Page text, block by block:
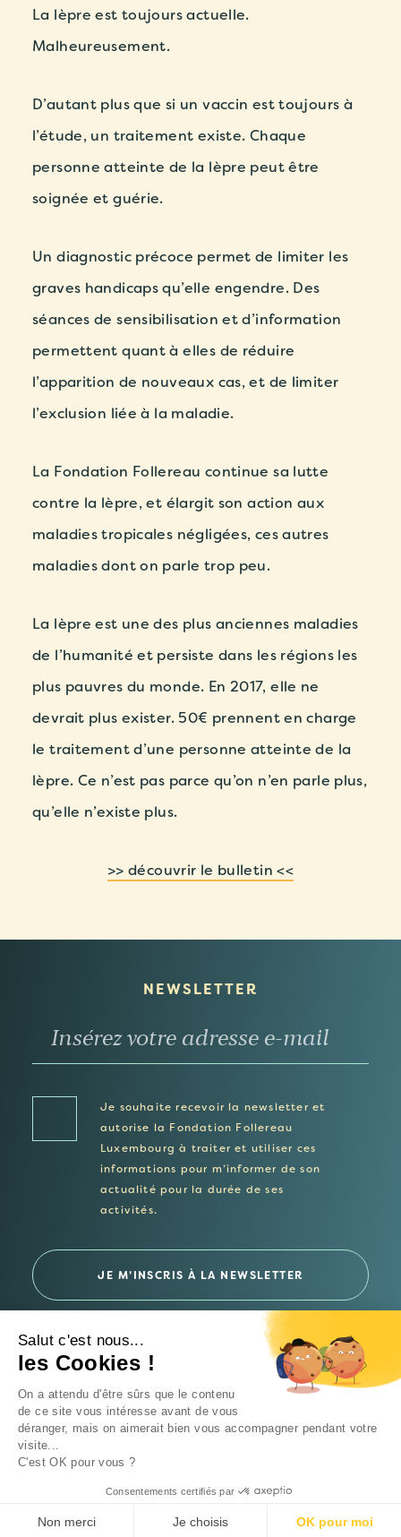
La lèpre est toujours actuelle.
Malheureusement.
D’autant plus que si un vaccin est toujours à
l’étude, un traitement existe. Chaque
personne atteinte de la lèpre peut être
soignée et guérie.
Un diagnostic précoce permet de limiter les
graves handicaps qu’elle engendre. Des
séances de sensibilisation et d’information
permettent quant à elles de réduire
l’apparition de nouveaux cas, et de limiter
l’exclusion liée à la maladie.
La Fondation Follereau continue sa lutte
contre la lèpre, et élargit son action aux
maladies tropicales négligées, ces autres
maladies dont on parle trop peu.
La lèpre est une des plus anciennes maladies
de l’humanité et persiste dans les régions les
plus pauvres du monde. En 2017, elle ne
devrait plus exister. 50€ prennent en charge
le traitement d’une personne atteinte de la
lèpre. Ce n’est pas parce qu’on n’en parle plus,
qu’elle n’existe plus.
>> découvrir le bulletin <<
NEWSLETTER
Je souhaite recevoir la newsletter et
autorise la Fondation Follereau
Luxembourg à traiter et utiliser ces
informations pour m’informer de son
actualité pour la durée de ses
activités.
Politique de confidentialité
Un site Intrépide Studio
Salut c'est nous...
les Cookies !
On a attendu d'être sûrs que le contenu
de ce site vous intéresse avant de vous
déranger, mais on aimerait bien vous accompagner pendant votre
visite...
C'est OK pour vous ?
Consentements certifiés par
Non merci Je choisis OK pour moi